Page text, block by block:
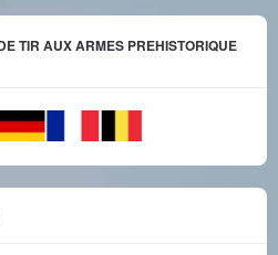
TIR AUX ARMES PREHISTORIQUE